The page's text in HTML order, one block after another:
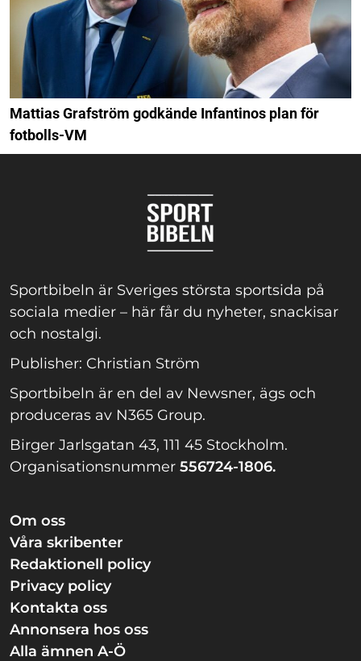
Mattias Grafström godkände Infantinos plan för
fotbolls-VM
Sportbibeln är Sveriges största sportsida på
sociala medier – här får du nyheter, snackisar
och nostalgi.
Publisher: Christian Ström
Sportbibeln är en del av Newsner, ägs och
produceras av N365 Group.
Birger Jarlsgatan 43, 111 45 Stockholm.
Organisationsnummer 556724-1806.
Om oss
Våra skribenter
Redaktionell policy
Privacy policy
Kontakta oss
Annonsera hos oss
Alla ämnen A-Ö